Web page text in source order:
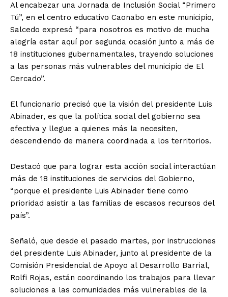
Al encabezar una Jornada de Inclusión Social “Primero
Tú”, en el centro educativo Caonabo en este municipio,
Salcedo expresó “para nosotros es motivo de mucha
alegría estar aquí por segunda ocasión junto a más de
18 instituciones gubernamentales, trayendo soluciones
a las personas más vulnerables del municipio de El
Cercado”.
El funcionario precisó que la visión del presidente Luis
Abinader, es que la política social del gobierno sea
efectiva y llegue a quienes más la necesiten,
descendiendo de manera coordinada a los territorios.
Destacó que para lograr esta acción social interactúan
más de 18 instituciones de servicios del Gobierno,
“porque el presidente Luis Abinader tiene como
prioridad asistir a las familias de escasos recursos del
país”.
Señaló, que desde el pasado martes, por instrucciones
del presidente Luis Abinader, junto al presidente de la
Comisión Presidencial de Apoyo al Desarrollo Barrial,
Rolfi Rojas, están coordinando los trabajos para llevar
soluciones a las comunidades más vulnerables de la